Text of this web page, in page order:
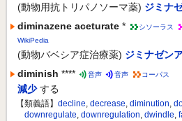
(動物用抗トリパノソーマ薬) ジミナ
diminazene aceturate * シソーラス
WikiPedia
(動物バベシア症治療薬) ジミナゼン
diminish **** 音声 音声 コーパス
減少 する
【類義語】 decline, decrease, diminution,
downregulate, downregulation, dwindle,